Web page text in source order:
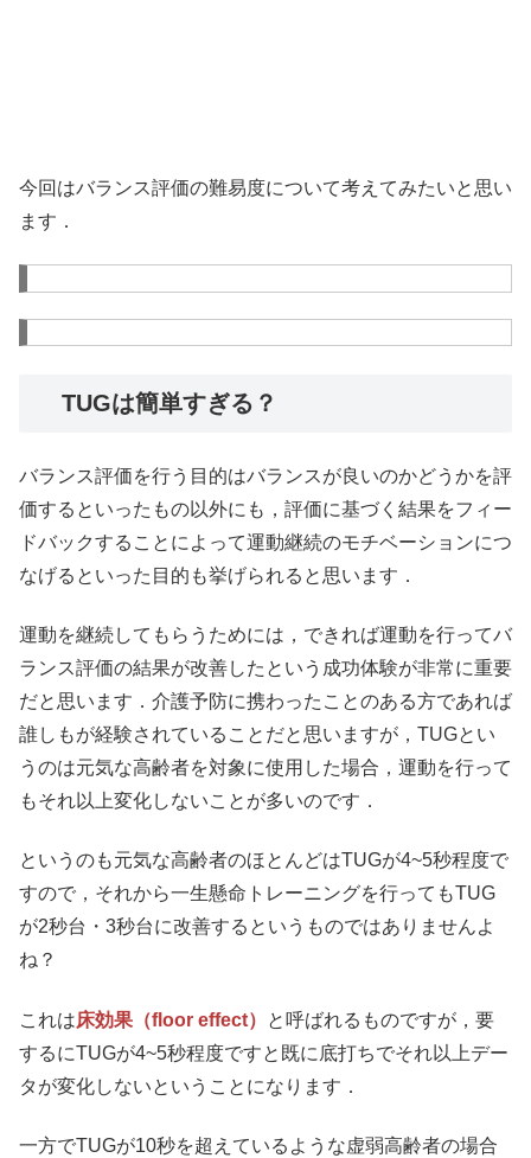
今回はバランス評価の難易度について考えてみたいと思い
ます．
TUGは簡単すぎる？
バランス評価を行う目的はバランスが良いのかどうかを評
価するといったもの以外にも，評価に基づく結果をフィー
ドバックすることによって運動継続のモチベーションにつ
なげるといった目的も挙げられると思います．
運動を継続してもらうためには，できれば運動を行ってバ
ランス評価の結果が改善したという成功体験が非常に重要
だと思います．介護予防に携わったことのある方であれば
誰しもが経験されていることだと思いますが，TUGとい
うのは元気な高齢者を対象に使用した場合，運動を行って
もそれ以上変化しないことが多いのです．
というのも元気な高齢者のほとんどはTUGが4~5秒程度で
すので，それから一生懸命トレーニングを行ってもTUG
が2秒台・3秒台に改善するというものではありませんよ
ね？
これは床効果（floor effect）
と呼ばれるものですが，要
するにTUGが4~5秒程度ですと既に底打ちでそれ以上デー
タが変化しないということになります．
一方でTUGが10秒を超えているような虚弱高齢者の場合